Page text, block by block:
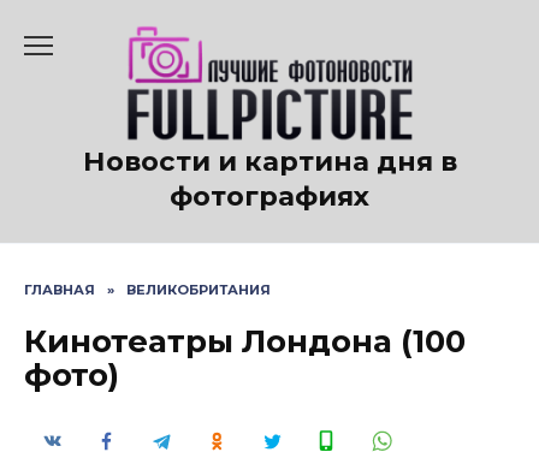
содержанию
Новости и картина дня в
фотографиях
ГЛАВНАЯ » ВЕЛИКОБРИТАНИЯ
Кинотеатры Лондона (100
фото)